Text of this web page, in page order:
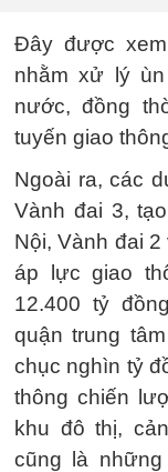
Đây được
nhằm xử lý
nước, đồng
tuyến giao
Ngoài ra, các
Vành đai 3,
Nội, Vành đai
áp lực giao
12.400 tỷ
quận trung
chục nghìn tỷ
thông chiến
khu đô thị,
cũng là